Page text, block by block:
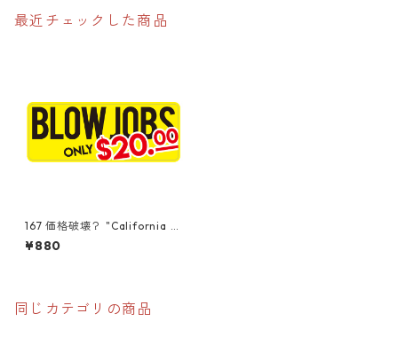
最近チェックした商品
167 価格破壊？ "California M
arket Center" アメリカンス
テッカー スーツケース シ
¥880
同じカテゴリの商品